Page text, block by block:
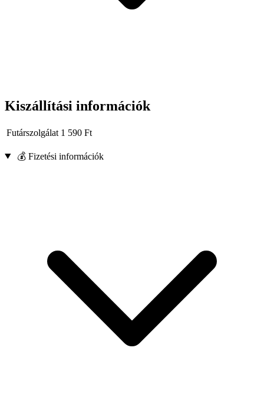
Kiszállítási információk
Futárszolgálat 1 590 Ft
💰 Fizetési információk